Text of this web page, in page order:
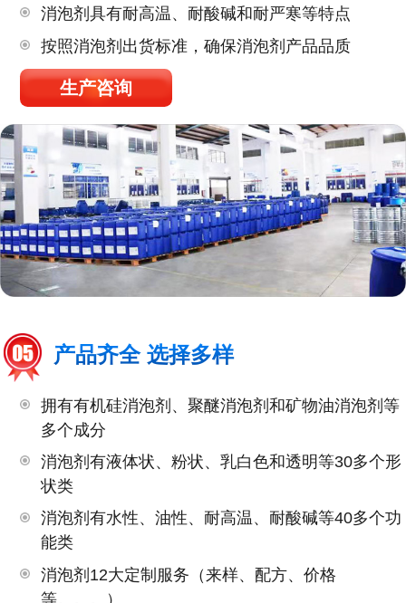
消泡剂具有耐高温、耐酸碱和耐严寒等特点
按照消泡剂出货标准，确保消泡剂产品品质
生产咨询
产品齐全 选择多样
拥有有机硅消泡剂、聚醚消泡剂和矿物油消泡剂等
多个成分
消泡剂有液体状、粉状、乳白色和透明等30多个形
状类
消泡剂有水性、油性、耐高温、耐酸碱等40多个功
能类
消泡剂12大定制服务（来样、配方、价格
等。。。）